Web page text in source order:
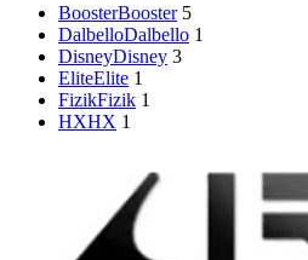
BoosterBooster 5
DalbelloDalbello 1
DisneyDisney 3
EliteElite 1
FizikFizik 1
HXHX 1